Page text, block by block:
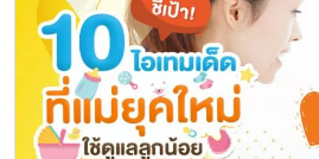
คุณแม่ยุคนี้ที่ต้องเลี้ยงลูกน้อยวัยแบเบาะ อ
เรื่อง ไหนจะป้อนนม ไหนจะกล่อมนอน ไห
ต้องห่วงค่ะ เดี๋ยวนี้ไอเทมดูแลลูกน้อยที่ม
เป็นตัวช่วยคุณแม่ดูแลลูกน้อยได้อย่างมีปร
บรรณาธิการ Amarin Baby & Kidsขอแนะ
Awards 2021